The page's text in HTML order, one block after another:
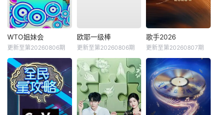
WTO姐妹会
更新至第20260806期
欧耶一级棒
更新至第20260806期
歌手2026
更新至第20260807期